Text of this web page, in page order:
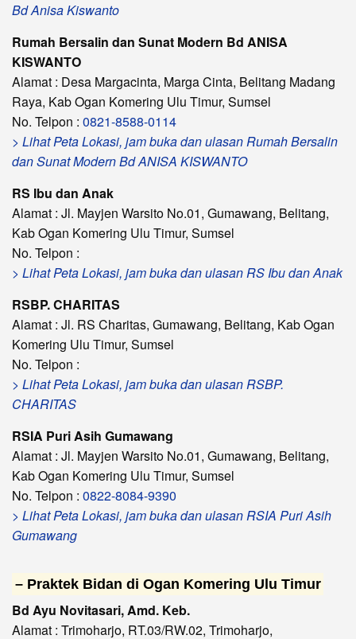
Bd Anisa Kiswanto
Rumah Bersalin dan Sunat Modern Bd ANISA
KISWANTO
Alamat : Desa Margacinta, Marga Cinta, Belitang Madang
Raya, Kab Ogan Komering Ulu Timur, Sumsel
No. Telpon : 0821-8588-0114
> Lihat Peta Lokasi, jam buka dan ulasan Rumah Bersalin
dan Sunat Modern Bd ANISA KISWANTO
RS Ibu dan Anak
Alamat : Jl. Mayjen Warsito No.01, Gumawang, Belitang,
Kab Ogan Komering Ulu Timur, Sumsel
No. Telpon :
> Lihat Peta Lokasi, jam buka dan ulasan RS Ibu dan Anak
RSBP. CHARITAS
Alamat : Jl. RS Charitas, Gumawang, Belitang, Kab Ogan
Komering Ulu Timur, Sumsel
No. Telpon :
> Lihat Peta Lokasi, jam buka dan ulasan RSBP.
CHARITAS
RSIA Puri Asih Gumawang
Alamat : Jl. Mayjen Warsito No.01, Gumawang, Belitang,
Kab Ogan Komering Ulu Timur, Sumsel
No. Telpon : 0822-8084-9390
> Lihat Peta Lokasi, jam buka dan ulasan RSIA Puri Asih
Gumawang
– Praktek Bidan di Ogan Komering Ulu Timur
Bd Ayu Novitasari, Amd. Keb.
Alamat : Trimoharjo, RT.03/RW.02, Trimoharjo,